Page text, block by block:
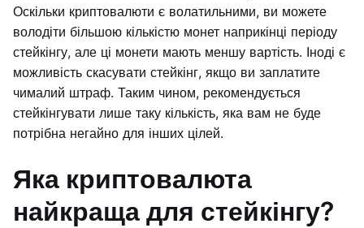
Оскільки криптовалюти є волатильними, ви можете
володіти більшою кількістю монет наприкінці періоду
стейкінгу, але ці монети мають меншу вартість. Іноді є
можливість скасувати стейкінг, якщо ви заплатите
чималий штраф. Таким чином, рекомендується
стейкінгувати лише таку кількість, яка вам не буде
потрібна негайно для інших цілей.
Яка криптовалюта
найкраща для стейкінгу?